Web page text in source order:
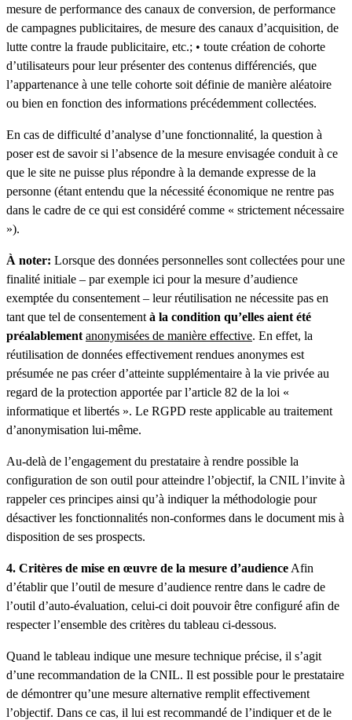
mesure de performance des canaux de conversion, de performance
de campagnes publicitaires, de mesure des canaux d’acquisition, de
lutte contre la fraude publicitaire, etc.; • toute création de cohorte
d’utilisateurs pour leur présenter des contenus différenciés, que
l’appartenance à une telle cohorte soit définie de manière aléatoire
ou bien en fonction des informations précédemment collectées.
En cas de difficulté d’analyse d’une fonctionnalité, la question à
poser est de savoir si l’absence de la mesure envisagée conduit à ce
que le site ne puisse plus répondre à la demande expresse de la
personne (étant entendu que la nécessité économique ne rentre pas
dans le cadre de ce qui est considéré comme « strictement nécessaire
»).
À noter: Lorsque des données personnelles sont collectées pour une
finalité initiale – par exemple ici pour la mesure d’audience
exemptée du consentement – leur réutilisation ne nécessite pas en
tant que tel de consentement à la condition qu’elles aient été
préalablement anonymisées de manière effective. En effet, la
réutilisation de données effectivement rendues anonymes est
présumée ne pas créer d’atteinte supplémentaire à la vie privée au
regard de la protection apportée par l’article 82 de la loi «
informatique et libertés ». Le RGPD reste applicable au traitement
d’anonymisation lui-même.
Au-delà de l’engagement du prestataire à rendre possible la
configuration de son outil pour atteindre l’objectif, la CNIL l’invite à
rappeler ces principes ainsi qu’à indiquer la méthodologie pour
désactiver les fonctionnalités non-conformes dans le document mis à
disposition de ses prospects.
4. Critères de mise en œuvre de la mesure d’audience Afin
d’établir que l’outil de mesure d’audience rentre dans le cadre de
l’outil d’auto-évaluation, celui-ci doit pouvoir être configuré afin de
respecter l’ensemble des critères du tableau ci-dessous.
Quand le tableau indique une mesure technique précise, il s’agit
d’une recommandation de la CNIL. Il est possible pour le prestataire
de démontrer qu’une mesure alternative remplit effectivement
l’objectif. Dans ce cas, il lui est recommandé de l’indiquer et de le